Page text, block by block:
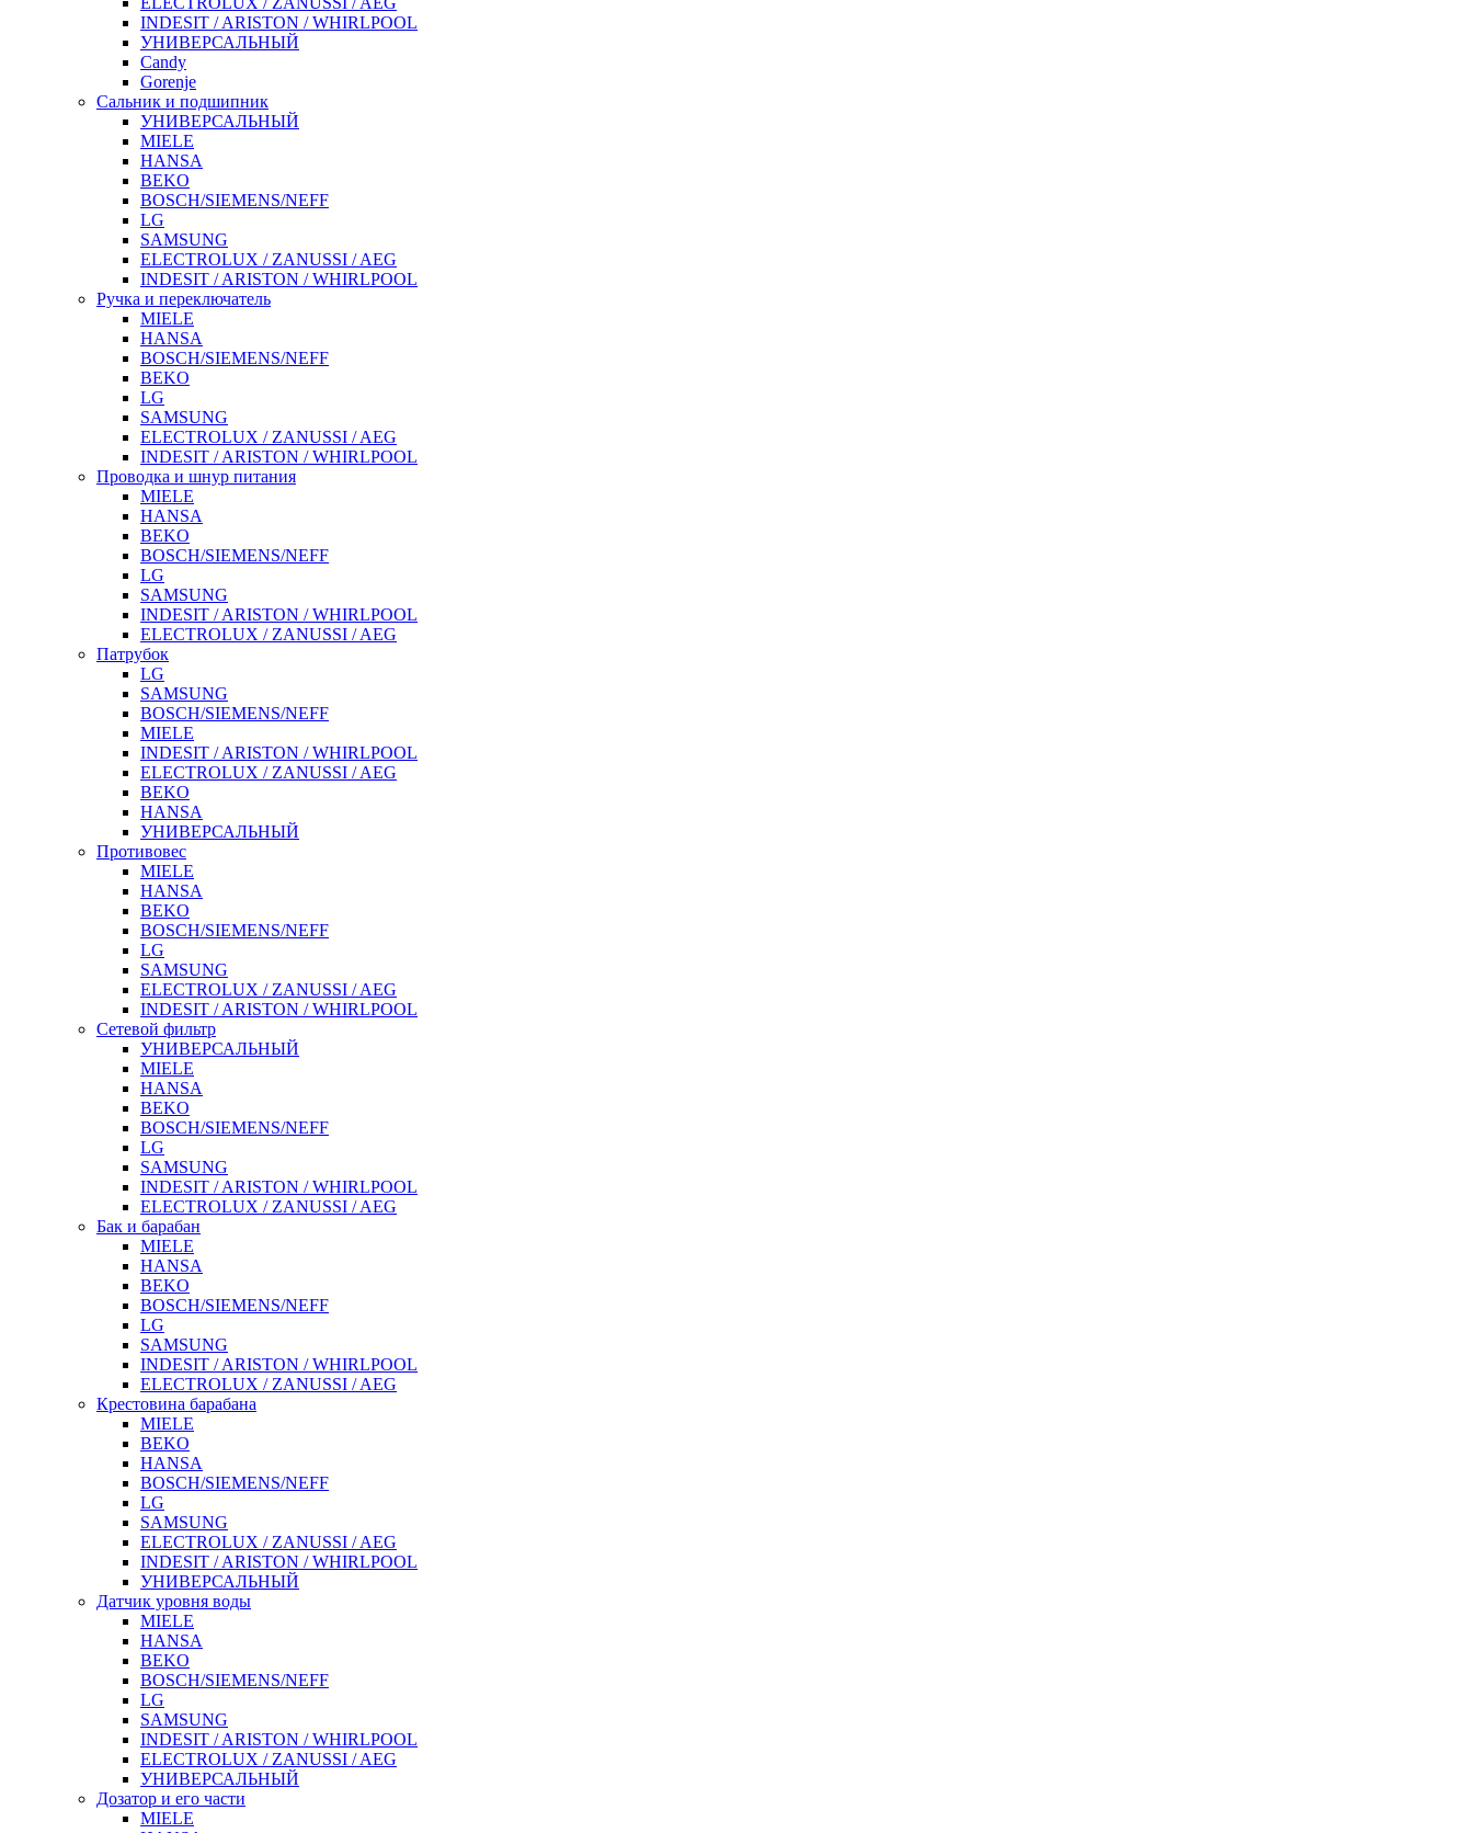
INDESIT / ARISTON / WHIRLPOOL
УНИВЕРСАЛЬНЫЙ
Candy
Gorenje
Сальник и подшипник
УНИВЕРСАЛЬНЫЙ
MIELE
HANSA
BEKO
BOSCH/SIEMENS/NEFF
LG
SAMSUNG
ELECTROLUX / ZANUSSI / AEG
INDESIT / ARISTON / WHIRLPOOL
Ручка и переключатель
MIELE
HANSA
BOSCH/SIEMENS/NEFF
BEKO
LG
SAMSUNG
ELECTROLUX / ZANUSSI / AEG
INDESIT / ARISTON / WHIRLPOOL
Проводка и шнур питания
MIELE
HANSA
BEKO
BOSCH/SIEMENS/NEFF
LG
SAMSUNG
INDESIT / ARISTON / WHIRLPOOL
ELECTROLUX / ZANUSSI / AEG
Патрубок
LG
SAMSUNG
BOSCH/SIEMENS/NEFF
MIELE
INDESIT / ARISTON / WHIRLPOOL
ELECTROLUX / ZANUSSI / AEG
BEKO
HANSA
УНИВЕРСАЛЬНЫЙ
Противовес
MIELE
HANSA
BEKO
BOSCH/SIEMENS/NEFF
LG
SAMSUNG
ELECTROLUX / ZANUSSI / AEG
INDESIT / ARISTON / WHIRLPOOL
Сетевой фильтр
УНИВЕРСАЛЬНЫЙ
MIELE
HANSA
BEKO
BOSCH/SIEMENS/NEFF
LG
SAMSUNG
INDESIT / ARISTON / WHIRLPOOL
ELECTROLUX / ZANUSSI / AEG
Бак и барабан
MIELE
HANSA
BEKO
BOSCH/SIEMENS/NEFF
LG
SAMSUNG
INDESIT / ARISTON / WHIRLPOOL
ELECTROLUX / ZANUSSI / AEG
Крестовина барабана
MIELE
BEKO
HANSA
BOSCH/SIEMENS/NEFF
LG
SAMSUNG
ELECTROLUX / ZANUSSI / AEG
INDESIT / ARISTON / WHIRLPOOL
УНИВЕРСАЛЬНЫЙ
Датчик уровня воды
MIELE
HANSA
BEKO
BOSCH/SIEMENS/NEFF
LG
SAMSUNG
INDESIT / ARISTON / WHIRLPOOL
ELECTROLUX / ZANUSSI / AEG
УНИВЕРСАЛЬНЫЙ
Дозатор и его части
MIELE